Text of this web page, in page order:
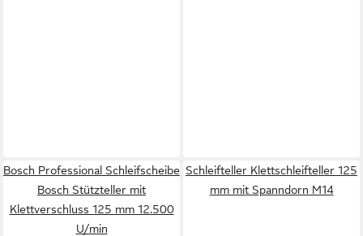
Bosch Professional Schleifscheibe
Bosch Stützteller mit
Klettverschluss 125 mm 12.500
U/min
Schleifteller Klettschleifteller 125
mm mit Spanndorn M14